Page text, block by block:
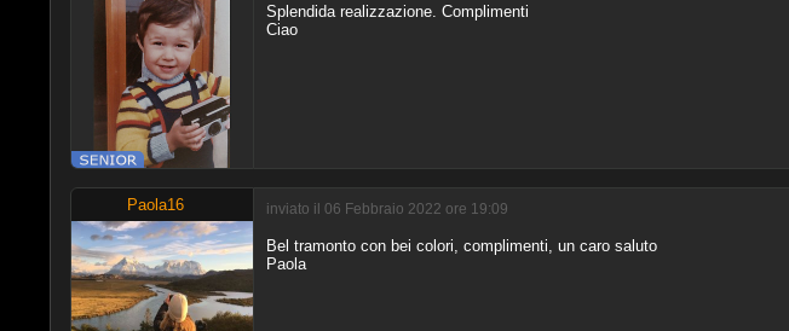
Splendida realizzazione. Complimenti
Ciao
Paola16 inviato il 06 Febbraio 2022 ore 19:09
Bel tramonto con bei colori, complimenti, un caro saluto
Paola